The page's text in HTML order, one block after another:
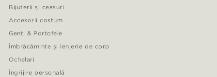
Bijuterii și ceasuri
Accesorii costum
Genți & Portofele
Îmbrăcăminte și lenjerie de corp
Ochelari
Îngrijire personală